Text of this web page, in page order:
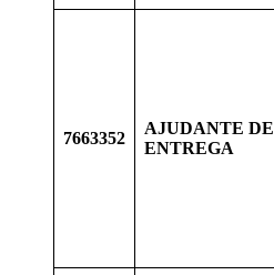
7663352
AJUDANTE DE
ENTREGA